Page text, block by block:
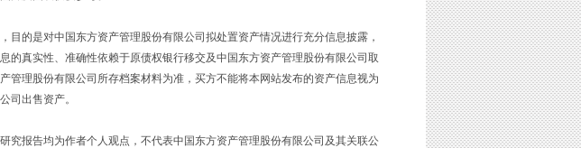
的是对中国东方资产管理股份有限公司拟处置资产情况进行充分信息披露，
的真实性、准确性依赖于原债权银行移交及中国东方资产管理股份有限公司取
管理股份有限公司所存档案材料为准，买方不能将本网站发布的资产信息视为
司出售资产。
报告均为作者个人观点，不代表中国东方资产管理股份有限公司及其关联公